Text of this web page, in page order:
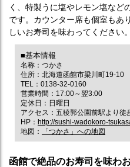
く、特製うに塩やレモン塩など
です。カウンター席も個室もあ
しいお寿司を味わってください。
■基本情報
名称：つかさ
住所：北海道函館市梁川町19-10
TEL：0138-32-0160
営業時間：17:00～翌3:00
定休日：日曜日
アクセス：五稜郭公園前駅より徒
HP： http://sushi-wadokoro-
地図：
「つかさ」への地図
函館で絶品のお寿司を味わ